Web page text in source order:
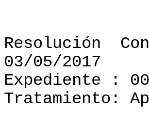
Resolución
03/05/2017
Expediente :
Tratamiento: